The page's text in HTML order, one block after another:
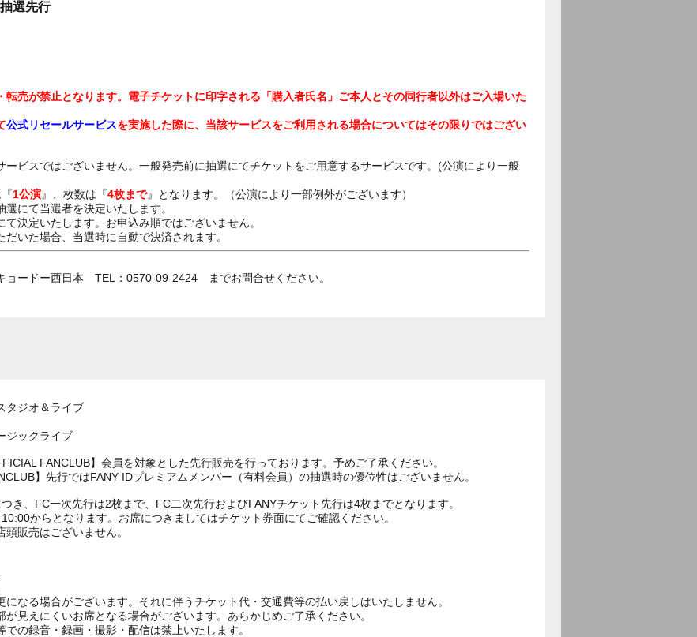
選先行
売が禁止となります。電子チケットに印字される「購入者氏名」ご本人とその同行者以外はご入場いた
公式リセールサービスを実施した際に、当該サービスをご利用される場合についてはその限りではござい
ービスではございません。一般発売前に抽選にてチケットをご用意するサービスです。(公演により一般
1公演』、枚数は『4枚まで』となります。（公演により一部例外がございます）
にて当選者を決定いたします。
て決定いたします。お申込み順ではございません。
いた場合、当選時に自動で決済されます。
ードー西日本 TEL：0570-09-2424 までお問合せください。
タジオ＆ライブ
ジックライブ
FANCLUB】会員を対象とした先行販売を行っております。予めご了承ください。
】先行ではFANY IDプレミアムメンバー（有料会員）の抽選時の優位性はございません。
き、FC一次先行は2枚まで、FC二次先行およびFANYチケット先行は4枚までとなります。
からとなります。お席につきましてはチケット券面にてご確認ください。
販売はございません。
なる場合がございます。それに伴うチケット代・交通費等の払い戻しはいたしません。
見えにくいお席となる場合がございます。あらかじめご了承ください。
の録音・録画・撮影・配信は禁止いたします。